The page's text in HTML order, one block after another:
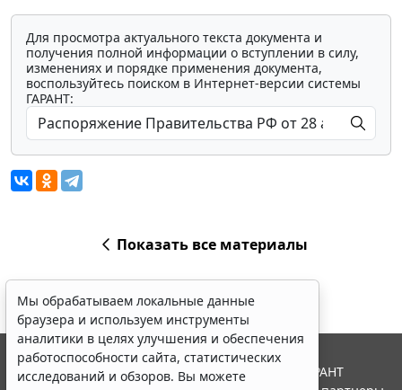
Для просмотра актуального текста документа и
получения полной информации о вступлении в силу,
изменениях и порядке применения документа,
воспользуйтесь поиском в Интернет-версии системы
ГАРАНТ:
Показать все материалы
Мы обрабатываем локальные данные
браузера и используем инструменты
аналитики в целях улучшения и обеспечения
работоспособности сайта, статистических
исследований и обзоров. Вы можете
© ООО "НПП "ГАРАНТ-СЕРВИС", 2026. Система ГАРАНТ